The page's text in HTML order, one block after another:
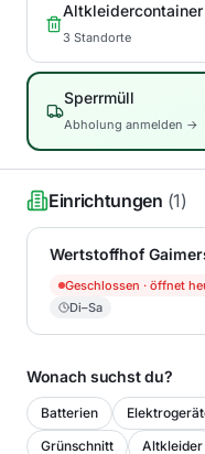
Altkleidercontainer
3 Standorte
Sperrmüll
Abholung anmelden →
Einrichtungen (1)
Wertstoffhof
Geschlossen · öffnet
Di–Sa
Wonach suchst du?
Batterien
Grünschnitt
Altkleider